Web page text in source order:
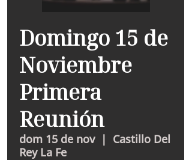
Domingo 15 de
Noviembre
Primera
Reunión
dom 15 de nov
  |
Castillo Del
Rey La Fe